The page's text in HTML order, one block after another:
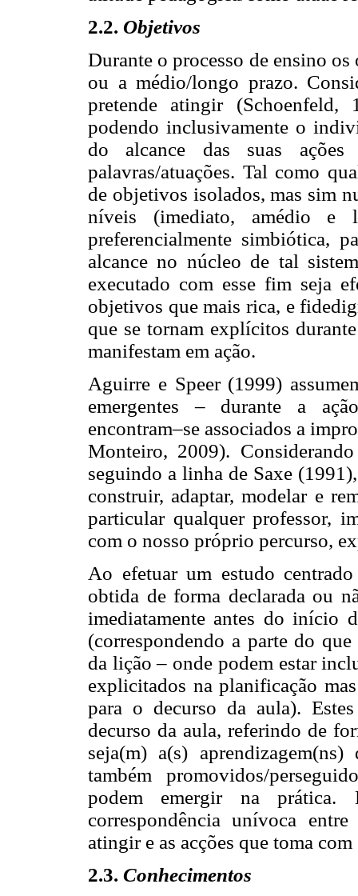
2.2. Objetivos
Durante o processo de ensino
ou a médio/longo prazo.
pretende atingir
podendo inclusivamente o
do alcance das suas
palavras/atuações. Tal como
de objetivos isolados, mas sim
níveis (imediato, amédio e
preferencialmente simbiótica,
alcance no núcleo de tal
executado com esse fim seja
objetivos que mais rica, e
que se tornam explícitos
manifestam em ação.
Aguirre e Speer (1999)
emergentes – durante a
encontram–se associados a
Monteiro, 2009).
seguindo a linha de Saxe
construir, adaptar, modelar e
particular qualquer professor,
com o nosso próprio percurso,
Ao efetuar um estudo
obtida de forma declarada ou
imediatamente antes do início
(correspondendo a parte do
da lição – onde podem estar
explicitados na planificação
para o decurso da aula).
decurso da aula, referindo de
seja(m) a(s)
também promovidos/
podem emergir na prática.
correspondência unívoca
atingir e as acções que toma com
2.3. Conhecimentos